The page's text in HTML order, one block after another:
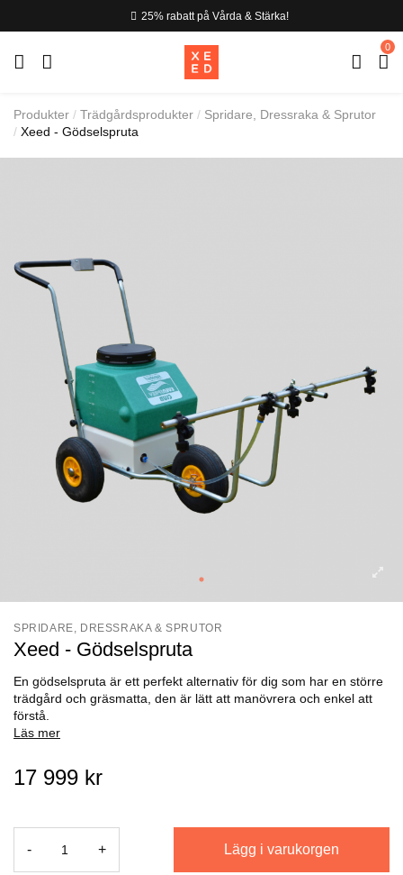
25% rabatt på Vårda & Stärka!
0
Produkter Trädgårdsprodukter
Spridare, Dressraka & Sprutor
Xeed - Gödselspruta
SPRIDARE, DRESSRAKA & SPRUTOR
Xeed - Gödselspruta
En gödselspruta är ett perfekt alternativ för dig som har en större
trädgård och gräsmatta, den är lätt att manövrera och enkel att
förstå.
Läs mer
17 999 kr
- + Lägg i varukorgen